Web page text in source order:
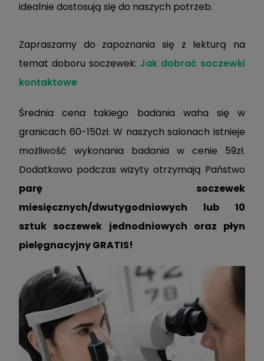
idealnie dostosują się do naszych potrzeb.
Zapraszamy do zapoznania się z lekturą na
temat doboru soczewek: Jak dobrać soczewki
kontaktowe
Średnia cena takiego badania waha się w
granicach 60-150zł. W naszych salonach istnieje
możliwość wykonania badania w cenie 59zł.
Dodatkowo podczas wizyty otrzymają Państwo
parę soczewek
miesięcznych/dwutygodniowych lub 10
sztuk soczewek jednodniowych oraz płyn
pielęgnacyjny GRATIS!